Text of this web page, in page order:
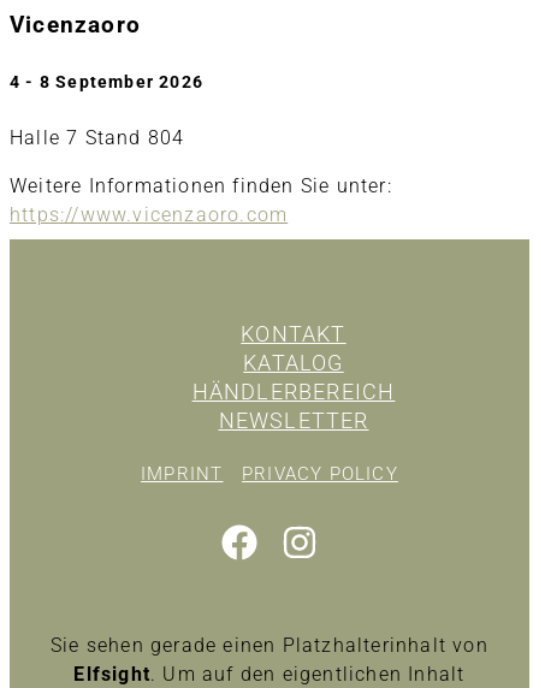
Vicenzaoro
4 - 8 September 2026
Halle 7 Stand 804
Weitere Informationen finden Sie unter:
https://www.vicenzaoro.com
KONTAKT
KATALOG
HÄNDLERBEREICH
NEWSLETTER
IMPRINT PRIVACY POLICY
Sie sehen gerade einen Platzhalterinhalt von
Elfsight. Um auf den eigentlichen Inhalt